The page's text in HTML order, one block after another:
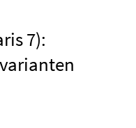
7):